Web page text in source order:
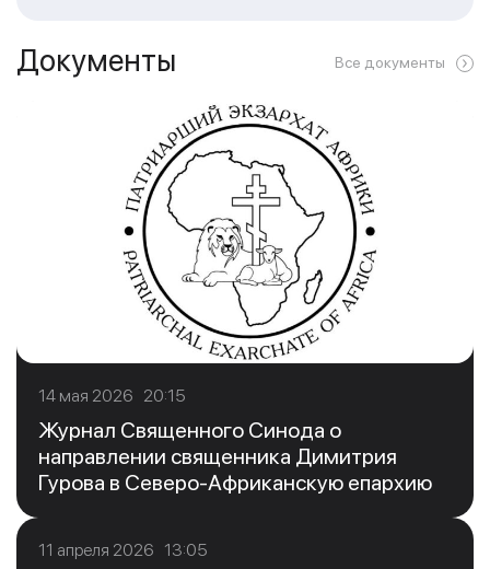
Документы Все документы
14 мая 2026 20:15
Журнал Священного Синода о
направлении священника Димитрия
Гурова в Северо-Африканскую епархию
11 апреля 2026 13:05